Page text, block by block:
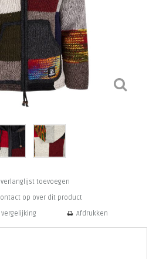
verlanglijst toevoegen
op over dit product
Afdrukken